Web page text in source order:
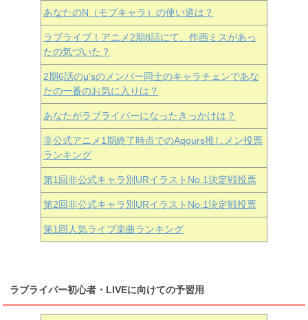
あなたのN（モブキャラ）の使い道は？
ラブライブ！アニメ2期8話にて、作画ミスがあっ
たの気づいた？
2期6話のμ’sのメンバー同士のキャラチェンであな
たの一番のお気に入りは？
あなたがラブライバーになったきっかけは？
非公式アニメ1期終了時点でのAqours推しメン投票
ランキング
第1回非公式キャラ別URイラストNo.1決定戦投票
第2回非公式キャラ別URイラストNo.1決定戦投票
第1回人気ライブ楽曲ランキング
ラブライバー初心者・LIVEに向けての予習用